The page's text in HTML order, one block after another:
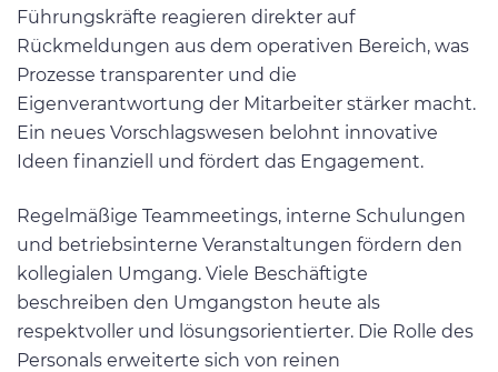
Führungskräfte reagieren direkter auf
Rückmeldungen aus dem operativen Bereich, was
Prozesse transparenter und die
Eigenverantwortung der Mitarbeiter stärker macht.
Ein neues Vorschlagswesen belohnt innovative
Ideen finanziell und fördert das Engagement.
Regelmäßige Teammeetings, interne Schulungen
und betriebsinterne Veranstaltungen fördern den
kollegialen Umgang. Viele Beschäftigte
beschreiben den Umgangston heute als
respektvoller und lösungsorientierter. Die Rolle des
Personals erweiterte sich von reinen